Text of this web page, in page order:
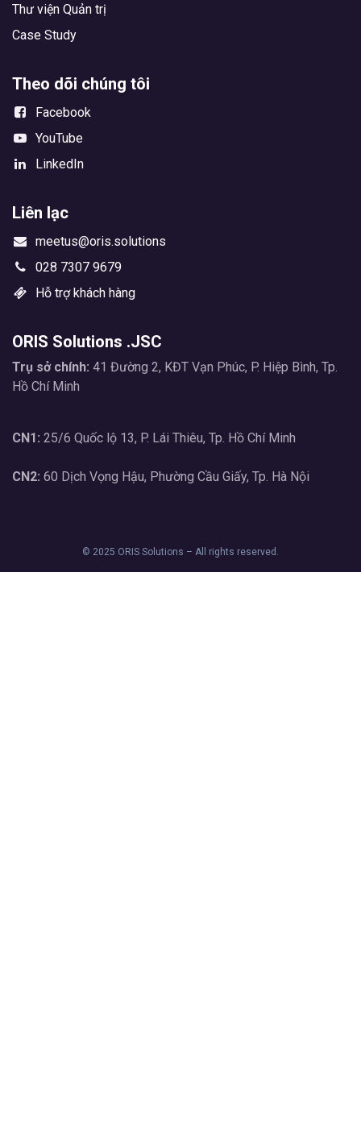
Thư viện Quản trị
Case Study
Theo dõi chúng tôi
Facebook
YouTube
LinkedIn
Liên lạc
meetus@oris.solutions
028 7307 9679
Hỗ trợ khách hàng
ORIS Solutions .JSC
Trụ sở chính: 41 Đường 2, KĐT Vạn Phúc, P. Hiệp Bình, Tp.
Hồ Chí Minh
CN1: 25/6 Quốc lộ 13, P. Lái Thiêu, Tp. Hồ Chí Minh
CN2: 60 Dịch Vọng Hậu, Phường Cầu Giấy, Tp. Hà Nội
© 2025 ORIS Solutions – All rights reserved.